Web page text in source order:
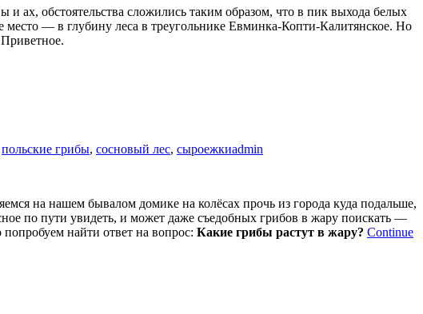
и ах, обстоятельства сложились таким образом, что в пик выхода белых
— в глубину леса в треугольнике Евминка-Копти-Калитянское. Но
польские грибы, сосновый лес, сыроежкиadmin
на нашем бывалом домике на колёсах прочь из города куда подальше,
по пути увидеть, и может даже съедобных грибов в жару поискать —
найти ответ на вопрос: Какие грибы растут в жару? Continue